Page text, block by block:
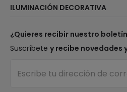
Métodos de envío
¿Eres profesional?
Tiendas
Preguntas frecuentes
Marcas
Presupuestos
Iluminación para empresas
ILUMINACIÓN DECORATIVA
Top Marcas
Espacios
Colecciones
¿Quieres recibir nuestro
Suscríbete y recibe novedades